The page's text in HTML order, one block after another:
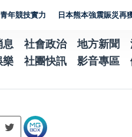
日本熊本強震賑災再獲支持 台
息 社會政治 地方新聞
樂 社團快訊 影音專區